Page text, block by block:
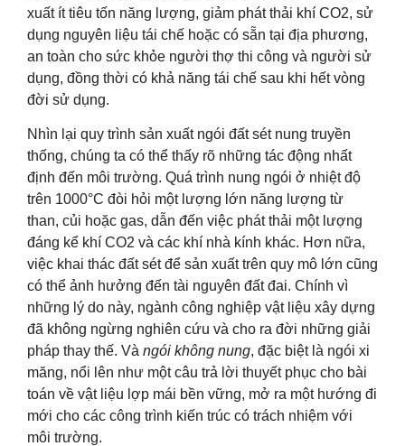
xuất ít tiêu tốn năng lượng, giảm phát thải khí CO2, sử
dụng nguyên liệu tái chế hoặc có sẵn tại địa phương,
an toàn cho sức khỏe người thợ thi công và người sử
dụng, đồng thời có khả năng tái chế sau khi hết vòng
đời sử dụng.
Nhìn lại quy trình sản xuất ngói đất sét nung truyền
thống, chúng ta có thể thấy rõ những tác động nhất
định đến môi trường. Quá trình nung ngói ở nhiệt độ
trên 1000°C đòi hỏi một lượng lớn năng lượng từ
than, củi hoặc gas, dẫn đến việc phát thải một lượng
đáng kể khí CO2 và các khí nhà kính khác. Hơn nữa,
việc khai thác đất sét để sản xuất trên quy mô lớn cũng
có thể ảnh hưởng đến tài nguyên đất đai. Chính vì
những lý do này, ngành công nghiệp vật liệu xây dựng
đã không ngừng nghiên cứu và cho ra đời những giải
pháp thay thế. Và ngói không nung, đặc biệt là ngói xi
măng, nổi lên như một câu trả lời thuyết phục cho bài
toán về vật liệu lợp mái bền vững, mở ra một hướng đi
mới cho các công trình kiến trúc có trách nhiệm với
môi trường.